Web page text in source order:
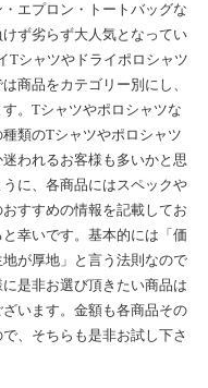
エプロン・トートバッグな
ず劣らず大人気となってい
Tシャツやドライポロシャツ
商品をカテゴリー別にし、
。Tシャツやポロシャツな
類のTシャツやポロシャツ
われるお客様も多いかと思
に、各商品にはスペックや
すすめの情報を記載してお
幸いです。基本的には「価
が厚地」と言う法則なので
是非お選び頂きたい商品は
います。金額も各商品その
、そちらも是非お試し下さ